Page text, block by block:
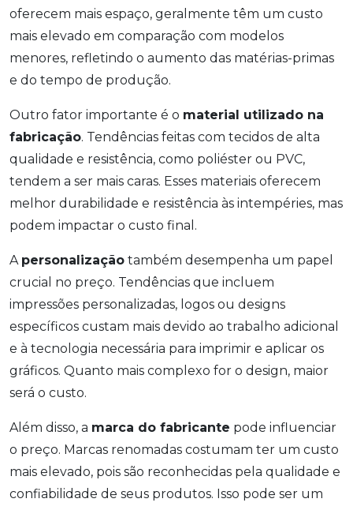
oferecem mais espaço, geralmente têm um custo
mais elevado em comparação com modelos
menores, refletindo o aumento das matérias-primas
e do tempo de produção.
Outro fator importante é o material utilizado na
fabricação. Tendências feitas com tecidos de alta
qualidade e resistência, como poliéster ou PVC,
tendem a ser mais caras. Esses materiais oferecem
melhor durabilidade e resistência às intempéries, mas
podem impactar o custo final.
A personalização também desempenha um papel
crucial no preço. Tendências que incluem
impressões personalizadas, logos ou designs
específicos custam mais devido ao trabalho adicional
e à tecnologia necessária para imprimir e aplicar os
gráficos. Quanto mais complexo for o design, maior
será o custo.
Além disso, a marca do fabricante pode influenciar
o preço. Marcas renomadas costumam ter um custo
mais elevado, pois são reconhecidas pela qualidade e
confiabilidade de seus produtos. Isso pode ser um